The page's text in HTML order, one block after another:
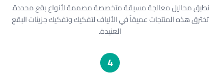
نطبق محاليل معالجة مسبقة متخصصة مصممة لأنواع بقع محددة.
تخترق هذه المنتجات عميقاً في الألياف لتفكيك وتفكيك جزيئات البقع
العنيدة.
4